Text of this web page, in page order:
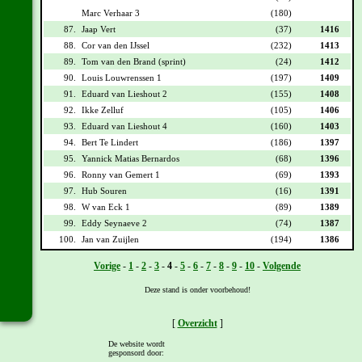
Marc Verhaar 3
(180)
87.
Jaap Vert (37)
1416
88.
Cor van den IJssel (232)
1413
89.
Tom van den Brand (sprint) (24)
1412
90.
Louis Louwrenssen 1 (197)
1409
91.
Eduard van Lieshout 2 (155)
1408
92.
Ikke Zelluf (105)
1406
93.
Eduard van Lieshout 4 (160)
1403
94.
Bert Te Lindert (186)
1397
95.
Yannick Matias Bernardos (68)
1396
96.
Ronny van Gemert 1 (69)
1393
97.
Hub Souren (16)
1391
98.
W van Eck 1 (89)
1389
99.
Eddy Seynaeve 2 (74)
1387
100.
Jan van Zuijlen (194) 1386
Vorige - 1 - 2 - 3 - 4 - 5 - 6 - 7 - 8 - 9 - 10 - Volgende
Deze stand is onder voorbehoud!
[ Overzicht]
De website wordt
gesponsord door: